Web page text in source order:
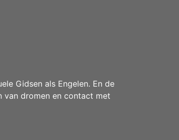
Gidsen als Engelen. En de
van dromen en contact met